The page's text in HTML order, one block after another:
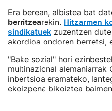
Era berean, albistea bat
berritzearekin. Hitzarmen
sindikatuek zuzentzen
akordioa ondoren berretsi,
"Bake sozial" hori
multinazional alemaniarrak
inbertsioa eramateko,
ekoizpena bikoiztea